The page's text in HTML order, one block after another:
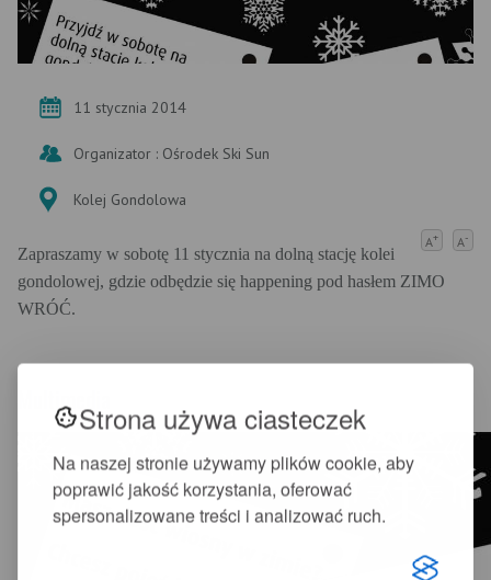
Strona używa ciasteczek
Na naszej stronie używamy plików cookie, aby
poprawić jakość korzystania, oferować
spersonalizowane treści i analizować ruch.
11 stycznia 2014
Organizator : Ośrodek Ski Sun
Kolej Gondolowa
A+ A-
Zapraszamy w sobotę 11 stycznia na dolną stację kolei
gondolowej, gdzie odbędzie się happening pod hasłem ZIMO
WRÓĆ.
Multimedia